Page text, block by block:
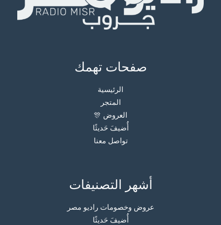
صفحات تهمك
الرئيسية
المتجر
العروض 🎊
أُضيفَ حَديثًا
تواصل معنا
أشهر التصنيفات
عروض وخصومات راديو مصر
أُضيفَ حَديثًا